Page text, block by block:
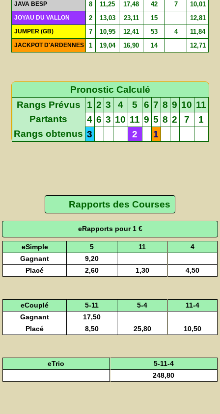
JAVA BESP 8 11,25 17,48 42 7 10,01
JOYAU DU VALLON 2 13,03 23,11 15 12,81
JUMPER (GB) 7 10,95 12,41 53 4 11,84
JACKPOT D'ARDENNES 1 19,04 16,90 14 12,71
Pronostic Calculé
Rangs Prévus
1 2 3 4 5 6 7 8 9 10 11
Partants
4 6 3 10 11 9 5 8 2 7
1
Rangs obtenus 3 2 1
Rapports des Courses
eRapports pour 1 €
eSimple 5 11
4
Gagnant
9,20
Placé
2,60 1,30 4,50
eCouplé 5-11 5-4
11-4
Gagnant
17,50
Placé
8,50 25,80 10,50
eTrio
5-11-4
248,80